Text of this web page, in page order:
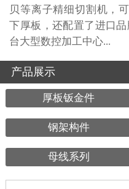
贝等离子精细切割机，
下厚板，还配置了进口
台大型数控加工中心...
产品展示
厚板钣金件
钢架构件
母线系列